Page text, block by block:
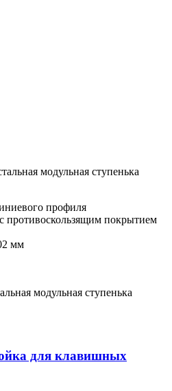
модульная ступенька
профиля
противоскользящим покрытием
мм
модульная ступенька
для клавишных